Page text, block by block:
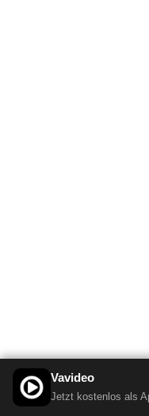
Vavideo
Jetzt kostenlos als